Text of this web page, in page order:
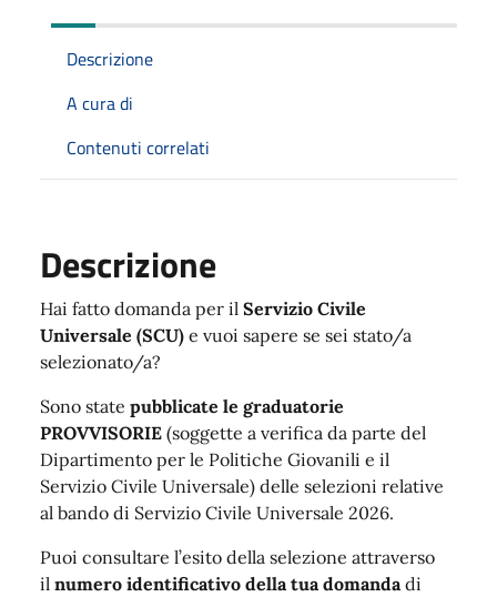
Descrizione
A cura di
Contenuti correlati
Descrizione
Descrizione
Hai fatto domanda per il Servizio Civile
Universale (SCU) e vuoi sapere se sei stato/a
selezionato/a?
Sono state pubblicate le graduatorie
PROVVISORIE (soggette a verifica da parte del
Dipartimento per le Politiche Giovanili e il
Servizio Civile Universale) delle selezioni relative
al bando di Servizio Civile Universale 2026.
Puoi consultare l’esito della selezione attraverso
il numero identificativo della tua domanda di